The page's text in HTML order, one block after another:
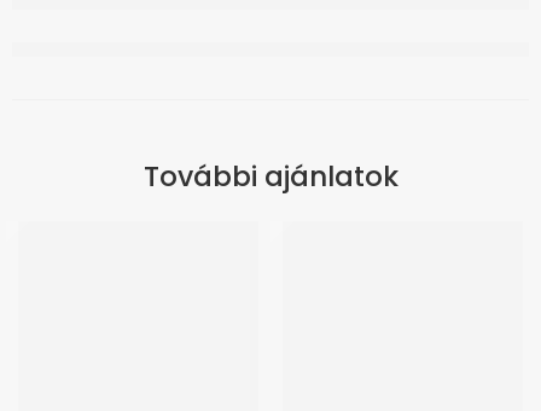
További ajánlatok